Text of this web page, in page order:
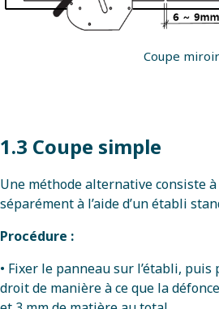
Coupe miroir
1.3 Coupe simple
Une méthode alternative consiste
séparément à l’aide d’un établi
Procédure :
• Fixer le panneau sur l’établi,
droit de manière à ce que la